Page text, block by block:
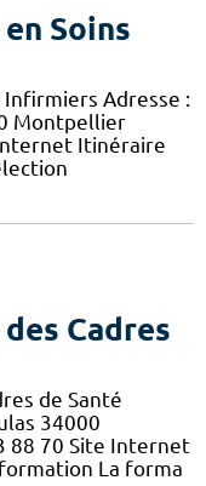
Soins
Adresse :
Montpellier
Itinéraire
Cadres
de Santé
34000
88 70 Site Internet
La forma